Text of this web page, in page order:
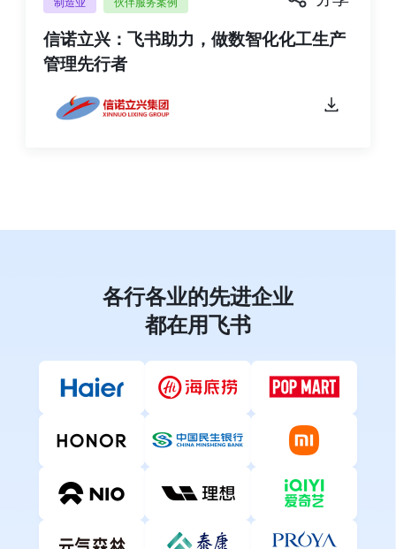
信诺立兴：飞书助力，做数智化化工生产
管理先行者
各行各业的先进企业
都在用飞书